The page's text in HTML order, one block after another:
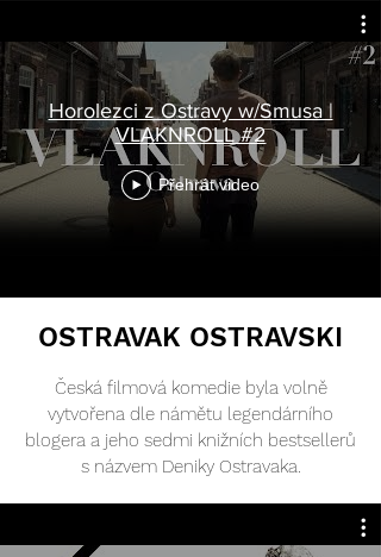
Horolezci z Ostravy w/Smusa |
VLAKNROLL #2
Přehrát video
OSTRAVAK OSTRAVSKI
Česká filmová komedie byla volně
vytvořena dle námětu legendárního
blogera a jeho sedmi knižních bestsellerů
s názvem Deniky Ostravaka.